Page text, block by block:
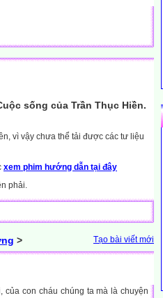
sống của Trần Thục Hiền.
vì vậy chưa thể tải được các tư liệu
xem phim hướng dẫn tại đây
phải.
> Tạo bài viết mới
của con cháu chúng ta mà là chuyện